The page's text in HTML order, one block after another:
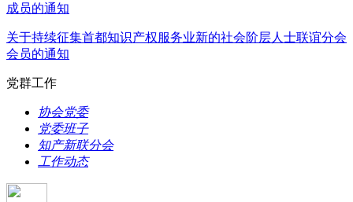
成员的通知
关于持续征集首都知识产权服务业新的社会阶层人士联谊分会
会员的通知
党群工作
协会党委
党委班子
知产新联分会
工作动态